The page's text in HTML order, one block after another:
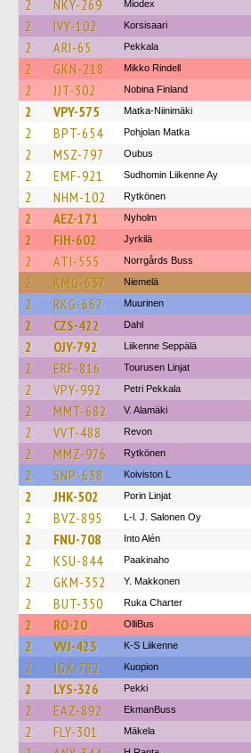
2 NKY-269 Miodex
2 IVY-102 Korsisaari
2 ARI-65 Pekkala
2 GKN-218 Mikko Rindell
2 JJT-302 Nobina Finland
2 VPY-575 Matka-Niinimäki
2 BPT-654 Pohjolan Matka
2 MSZ-797 Oubus
2 EMF-921 Sudhomin Liikenne Ay
2 NHM-102 Rytkönen
2 AEZ-171 Nyholm
2 FIH-602 Jyrkilä
2 ATI-555 Norrgårds Buss
2 KMG-637 Niemelä
2 RKG-667 Muurinen
2 CZS-422 Dahl
2 OJY-792 Liikenne Seppälä
2 ERF-816 Tourusen Linjat
2 VPY-992 Petri Pekkala
2 MMT-682 V. Alamäki
2 VVT-488 Revon
2 MMZ-976 Rytkönen
2 SNP-638 Koiviston L
2 JHK-502 Porin Linjat
2 BVZ-895 L-l. J. Salonen Oy
2 FNU-708 Into Alén
2 KSU-844 Paakinaho
2 GKM-352 Y. Makkonen
2 BUT-350 Ruka Charter
2 RO-20 OlliBus
2 VVJ-423 K-S Liikenne
2 JGX-782 Kuopion
2 LYS-326 Pekki
2 EAZ-892 EkmanBuss
2 FLY-301 Mäkela